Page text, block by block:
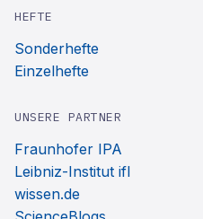
HEFTE
Sonderhefte
Einzelhefte
UNSERE PARTNER
Fraunhofer IPA
Leibniz-Institut ifl
wissen.de